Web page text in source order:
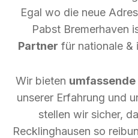
Egal wo die neue
Pabst Bremerhaven
Partner für nationale &
Wir bieten
unserer Erfahrung und
stellen wir sicher,
Recklinghausen so